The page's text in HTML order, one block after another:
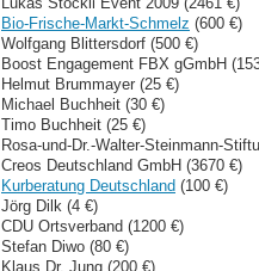
Bio-Frische-Markt-Schmelz (600 €)
Wolfgang Blittersdorf (500 €)
Boost Engagement FBX gGmbH
Helmut Brummayer (25 €)
Michael Buchheit (30 €)
Timo Buchheit (25 €)
Rosa-und-Dr.-Walter-Steinmann-
Creos Deutschland GmbH (3670 €)
Kurberatung Deutschland (100 €)
Jörg Dilk (4 €)
CDU Ortsverband (1200 €)
Stefan Diwo (80 €)
Klaus Dr. Jung (200 €)